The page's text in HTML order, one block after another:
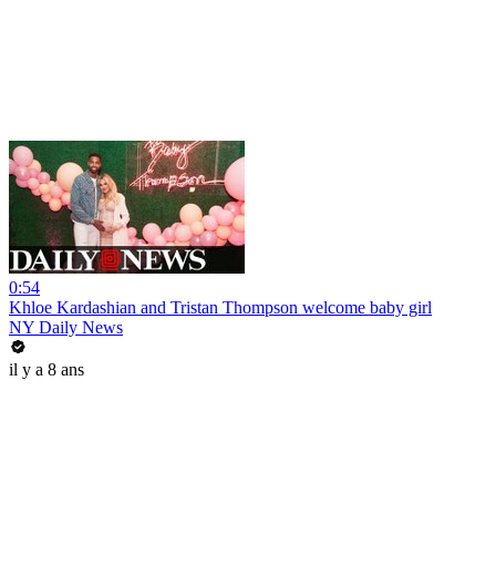
0:54
Khloe Kardashian and Tristan Thompson welcome baby girl
NY Daily News
il y a 8 ans